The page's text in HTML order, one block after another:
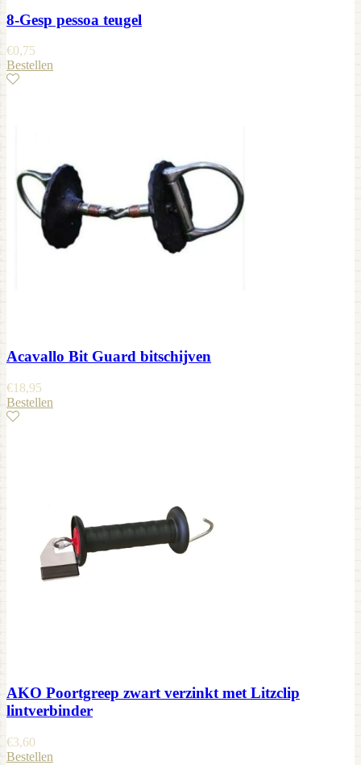
8-Gesp pessoa teugel
€0,75
Bestellen
Acavallo Bit Guard bitschijven
€18,95
Bestellen
AKO Poortgreep zwart verzinkt met Litzclip
lintverbinder
€3,60
Bestellen